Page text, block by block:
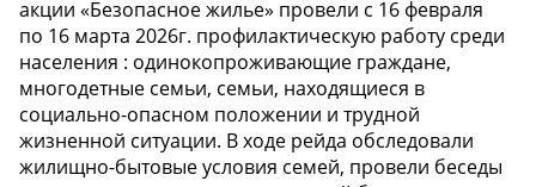
акции «Безопасное жилье» провели с 16 февраля
по 16 марта 2026г. профилактическую работу среди
населения : одинокопроживающие граждане,
многодетные семьи, семьи, находящиеся в
социально-опасном положении и трудной
жизненной ситуации. В ходе рейда обследовали
жилищно-бытовые условия семей, провели беседы